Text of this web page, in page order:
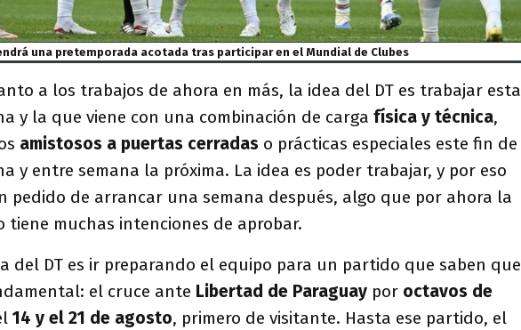
una pretemporada acotada tras participar en el Mundial de Clubes
a los trabajos de ahora en más, la idea del DT es trabajar esta
y la que viene con una combinación de carga física y técnica,
amistosos a puertas cerradas o prácticas especiales este fin de
y entre semana la próxima. La idea es poder trabajar, y por eso
pedido de arrancar una semana después, algo que por ahora la
tiene muchas intenciones de aprobar.
del DT es ir preparando el equipo para un partido que saben que
el cruce ante Libertad de Paraguay por octavos de
14 y el 21 de agosto, primero de visitante. Hasta ese partido, el